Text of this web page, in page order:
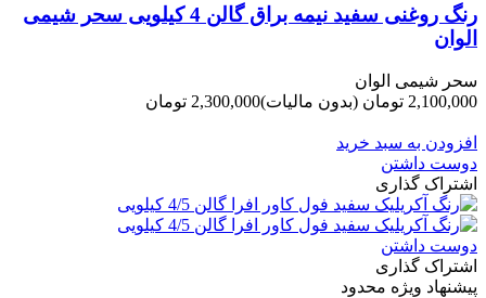
رنگ روغنی سفید نیمه براق گالن 4 کیلویی سحر شیمی
الوان
سحر شیمی الوان
2,100,000 تومان
(بدون مالیات)2,300,000 تومان
افزودن به سبد خرید
دوست داشتن
اشتراک گذاری
دوست داشتن
اشتراک گذاری
پیشنهاد ویژه محدود